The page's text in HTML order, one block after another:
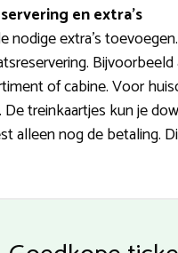
en extra’s
nodige extra’s
of cabine. Voor
De treinkaartjes kun je
alleen nog de betaling.